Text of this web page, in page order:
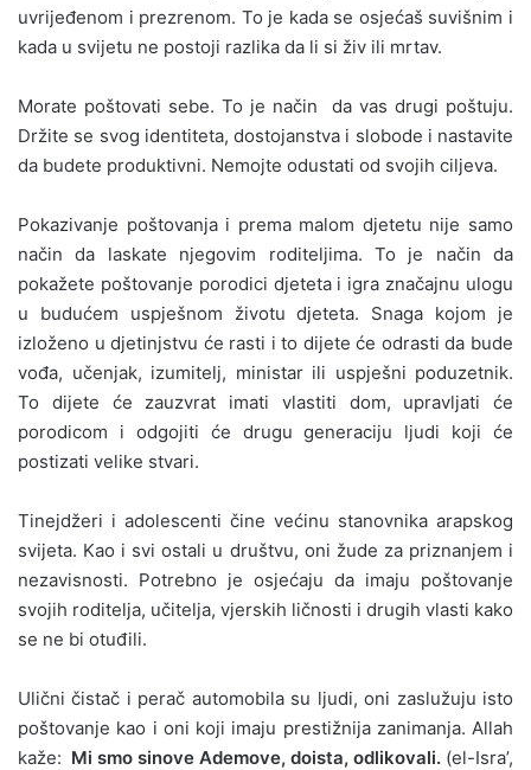
uvrijeđenom i prezrenom. To je kada se osjećaš suvišnim i
kada u svijetu ne postoji razlika da li si živ ili mrtav.
Morate poštovati sebe. To je način da vas drugi poštuju.
Držite se svog identiteta, dostojanstva i slobode i nastavite
da budete produktivni. Nemojte odustati od svojih ciljeva.
Pokazivanje poštovanja i prema malom djetetu nije samo
način da laskate njegovim roditeljima. To je način da
pokažete poštovanje porodici djeteta i igra značajnu ulogu
u budućem uspješnom životu djeteta. Snaga kojom je
izloženo u djetinjstvu će rasti i to dijete će odrasti da bude
vođa, učenjak, izumitelj, ministar ili uspješni poduzetnik.
To dijete će zauzvrat imati vlastiti dom, upravljati će
porodicom i odgojiti će drugu generaciju ljudi koji će
postizati velike stvari.
Tinejdžeri i adolescenti čine većinu stanovnika arapskog
svijeta. Kao i svi ostali u društvu, oni žude za priznanjem i
nezavisnosti. Potrebno je osjećaju da imaju poštovanje
svojih roditelja, učitelja, vjerskih ličnosti i drugih vlasti kako
se ne bi otuđili.
Ulični čistač i perač automobila su ljudi, oni zaslužuju isto
poštovanje kao i oni koji imaju prestižnija zanimanja. Allah
kaže: Mi smo sinove Ademove, doista, odlikovali. (el-Isra’,